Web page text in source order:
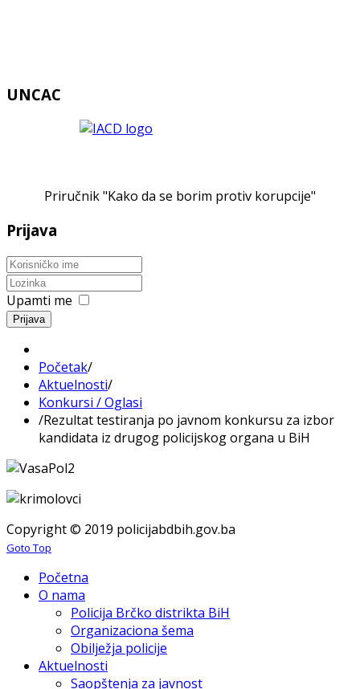
UNCAC
Priručnik "Kako da se borim protiv korupcije"
Prijava
Upamti me
Prijava
Početak/
Aktuelnosti/
Konkursi / Oglasi
/Rezultat testiranja po javnom konkursu za izbor
kandidata iz drugog policijskog organa u BiH
Copyright © 2019 policijabdbih.gov.ba
Goto Top
Početna
O nama
Policija Brčko distrikta BiH
Organizaciona šema
Obilježja policije
Aktuelnosti
Saopštenja za javnost